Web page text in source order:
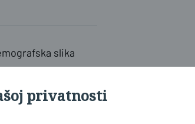
slika
skupine,
U Planu suprivatnosti